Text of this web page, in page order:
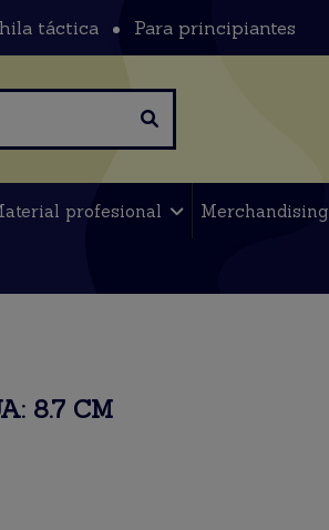
táctica Para principiantes
profesional Merchandising
8.7 CM